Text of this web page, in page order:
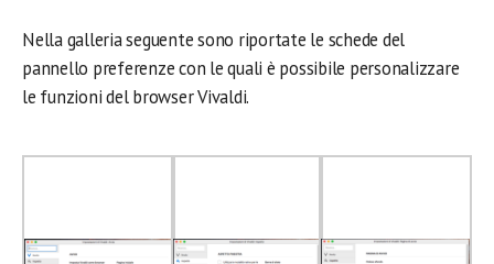
Nella galleria seguente sono riportate le schede del
pannello preferenze con le quali è possibile personalizzare
le funzioni del browser Vivaldi.